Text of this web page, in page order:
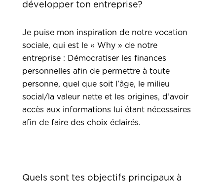
développer ton entreprise?
Je puise mon inspiration de notre vocation
sociale, qui est le « Why » de notre
entreprise : Démocratiser les finances
personnelles afin de permettre à toute
personne, quel que soit l’âge, le milieu
social/la valeur nette et les origines, d’avoir
accès aux informations lui étant nécessaires
afin de faire des choix éclairés.
Quels sont tes objectifs principaux à